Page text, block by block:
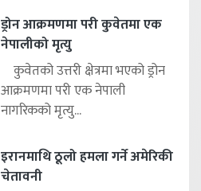
ड्रोन आक्रमणमा परी कुवेतमा एक
नेपालीको मृत्यु
कुवेतको उत्तरी क्षेत्रमा भएको ड्रोन
आक्रमणमा परी एक नेपाली
नागरिकको मृत्यु...
इरानमाथि ठूलो हमला गर्ने अमेरिकी
चेतावनी